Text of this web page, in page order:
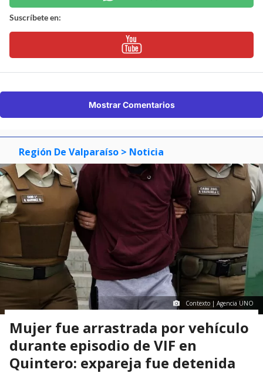
Suscríbete en:
Mostrar Comentarios
Región De Valparaíso > Noticia
Contexto | Agencia UNO
Mujer fue arrastrada por vehículo
durante episodio de VIF en
Quintero: expareja fue detenida